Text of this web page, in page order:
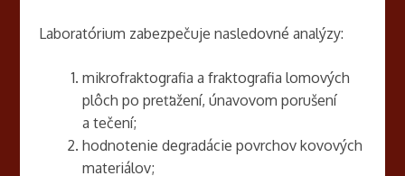
Laboratórium zabezpečuje nasledovné analýzy:
mikrofraktografia a fraktografia lomových
plôch po preťažení, únavovom porušení
a tečení;
hodnotenie degradácie povrchov kovových
materiálov;